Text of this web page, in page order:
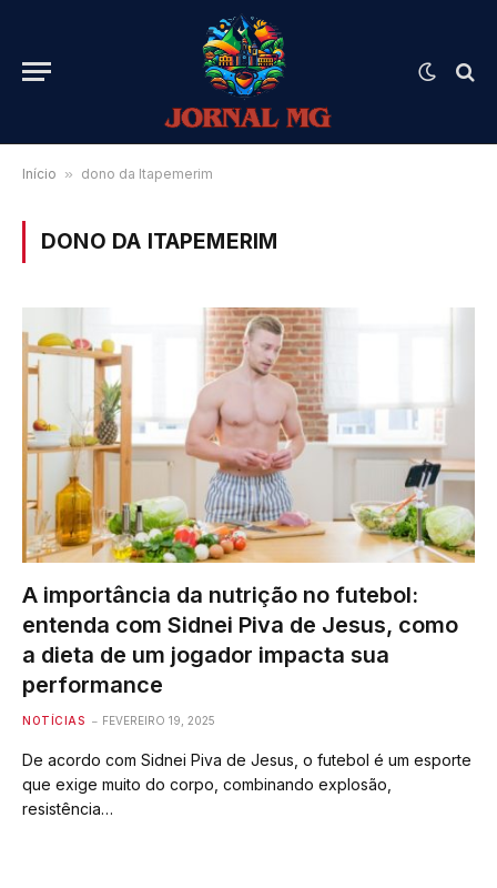
Início » dono da Itapemerim
DONO DA ITAPEMERIM
A importância da nutrição no futebol:
entenda com Sidnei Piva de Jesus, como
a dieta de um jogador impacta sua
performance
NOTÍCIAS FEVEREIRO 19, 2025
De acordo com Sidnei Piva de Jesus, o futebol é um esporte
que exige muito do corpo, combinando explosão,
resistência…